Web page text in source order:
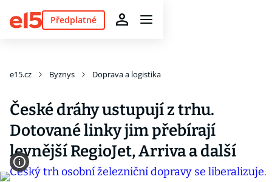
Předplatné
e15.cz Byznys Doprava a logistika
České dráhy ustupují z trhu.
Dotované linky jim přebírají
levnější RegioJet, Arriva a další